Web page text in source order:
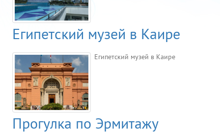
Египетский музей в Каире
Египетский музей в Каире
Прогулка по Эрмитажу